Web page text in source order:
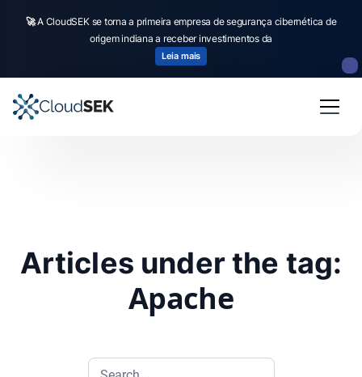
🚀A CloudSEK se torna a primeira empresa de segurança cibernética de
origem indiana a receber investimentos da
Leia mais
Articles under the tag:
Apache